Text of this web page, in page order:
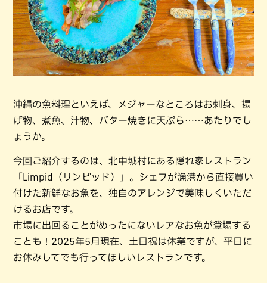
沖縄の魚料理といえば、メジャーなところはお刺身、揚
げ物、煮魚、汁物、バター焼きに天ぷら……あたりでし
ょうか。
今回ご紹介するのは、北中城村にある隠れ家レストラン
「Limpid（リンピッド）」。シェフが漁港から直接買い
付けた新鮮なお魚を、独自のアレンジで美味しくいただ
けるお店です。
市場に出回ることがめったにないレアなお魚が登場する
ことも！2025年5月現在、土日祝は休業ですが、平日に
お休みしてでも行ってほしいレストランです。